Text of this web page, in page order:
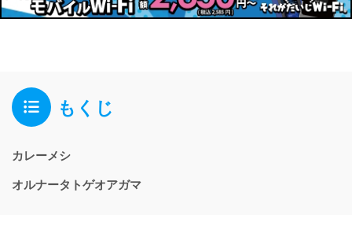
もくじ
カレーメシ
オルナータトゲオアガマ